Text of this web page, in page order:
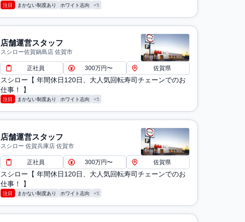
注目 まかない制度あり ホワイト志向 +5
店舗運営スタッフ
スシロー佐賀鍋島店 佐賀市
正社員 300万円〜 佐賀県
スシロー【 年間休日120日、大人気回転寿司チェーンでのお
仕事！ 】
注目 まかない制度あり ホワイト志向 +5
店舗運営スタッフ
スシロー 佐賀兵庫店 佐賀市
正社員 300万円〜 佐賀県
スシロー【 年間休日120日、大人気回転寿司チェーンでのお
仕事！ 】
注目 まかない制度あり ホワイト志向 +5